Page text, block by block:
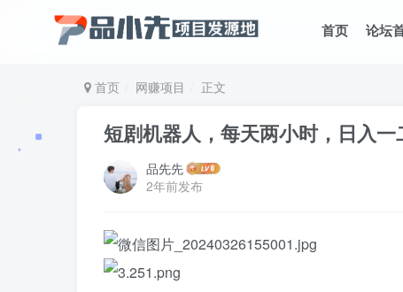
首页 论坛
首页 网赚项目 正文
短剧机器人，每天两小时，日入
品先先
2年前发布